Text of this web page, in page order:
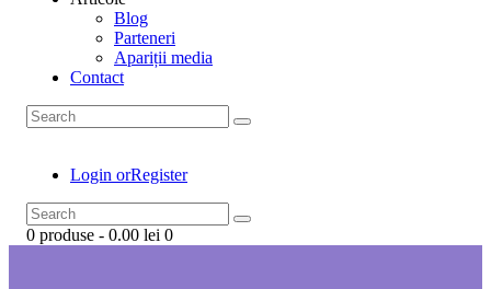
Blog
Parteneri
Apariții media
Contact
Login orRegister
0 produse - 0.00 lei 0